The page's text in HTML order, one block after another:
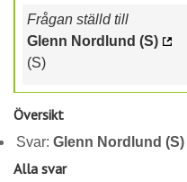
Frågan ställd till
Glenn Nordlund (S)
(S)
Översikt
Svar:Glenn Nordlund (S)
Alla svar